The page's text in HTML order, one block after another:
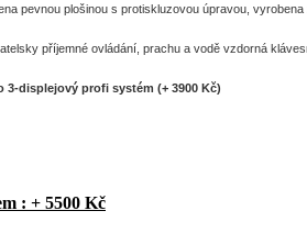
pevnou plošinou s protiskluzovou úpravou,
příjemné ovládání, prachu a vodě vzdorná
displejový profi systém (+ 3900 Kč)
: + 5500 Kč